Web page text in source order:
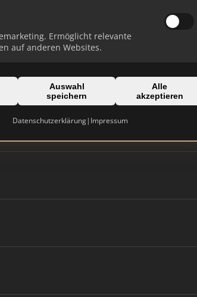
Ermöglicht relevante
auf anderen Websites.
Auswahl
speichern
Alle
akzeptieren
Datenschutzerklärung| Impressum